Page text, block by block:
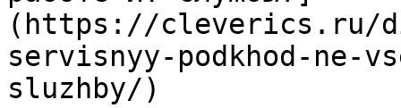
(https://cleverics.ru/
servisnyy-podkhod-ne-
sluzhby/)